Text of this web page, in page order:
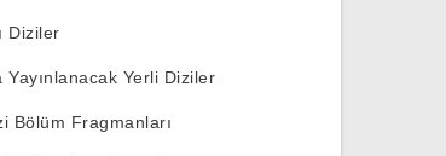
Diziler
Yayınlanacak Yerli Diziler
Bölüm Fragmanları